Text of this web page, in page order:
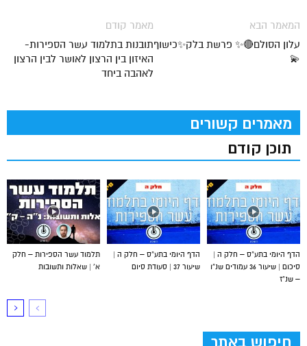
מאמר קודם
תובנות בתלמוד עשר הספירות-
האיזון בין הרצון לאושר לבין הרצון
לאהבה ביחד
המאמר הבא
עלון הסולם🔴✨ פרשת בלק✨כישוף
💫
מאמרים קשורים
תוכן קודם
תלמוד עשר הספירות – חלק
א’ | שאלות ותשובות
הדף היומי בתע”ס – חלק ה |
שיעור 37 | סעודת סיום
הדף היומי בתע”ס – חלק ה |
סיכום | שיעור 36 עמודים שנ”ו
– שנ”ז